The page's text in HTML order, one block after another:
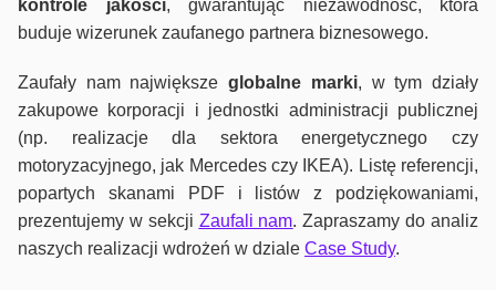
kontrole jakości, gwarantując niezawodność, która
buduje wizerunek zaufanego partnera biznesowego.
Zaufały nam największeglobalne marki, w tym działy
zakupowe korporacji i jednostki administracji publicznej
(np. realizacje dla sektora energetycznego czy
motoryzacyjnego, jak Mercedes czy IKEA). Listę referencji,
popartych skanami PDF i listów z podziękowaniami,
prezentujemy w sekcji Zaufali nam. Zapraszamy do analiz
naszych realizacji wdrożeń w dziale Case Study.